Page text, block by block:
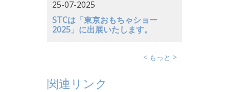
25-07-2025
STCは「東京おもちゃショー
2025」に出展いたします。
< もっと >
関連リンク